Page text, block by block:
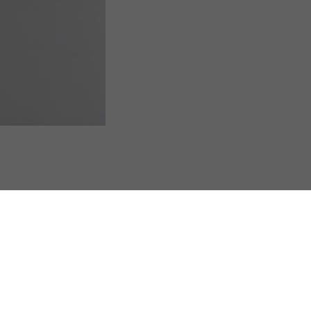
de confidentialité, en garantissant la conformité avec